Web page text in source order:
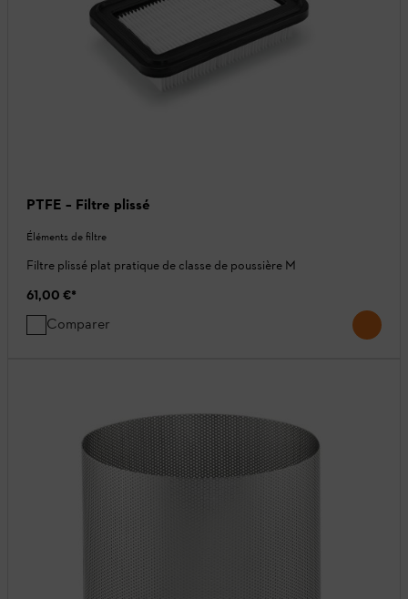
PTFE – Filtre plissé
Éléments de filtre
Filtre plissé plat pratique de classe de poussière M
61,00 €*
Comparer